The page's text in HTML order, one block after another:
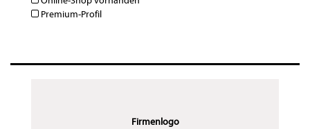
Premium-Profil
Firmenlogo